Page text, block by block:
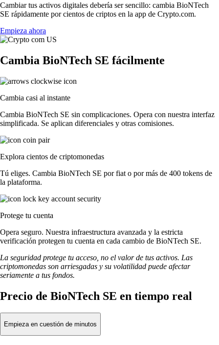
Cambiar tus activos digitales debería ser sencillo: cambia BioNTech
SE rápidamente por cientos de criptos en la app de Crypto.com.
Empieza ahora
Cambia BioNTech SE fácilmente
Cambia casi al instante
Cambia BioNTech SE sin complicaciones. Opera con nuestra interfaz
simplificada. Se aplican diferenciales y otras comisiones.
Explora cientos de criptomonedas
Tú eliges. Cambia BioNTech SE por fiat o por más de 400 tokens de
la plataforma.
Protege tu cuenta
Opera seguro. Nuestra infraestructura avanzada y la estricta
verificación protegen tu cuenta en cada cambio de BioNTech SE.
La seguridad protege tu acceso, no el valor de tus activos. Las
criptomonedas son arriesgadas y su volatilidad puede afectar
seriamente a tus fondos.
Precio de BioNTech SE en tiempo real
Empieza en cuestión de minutos